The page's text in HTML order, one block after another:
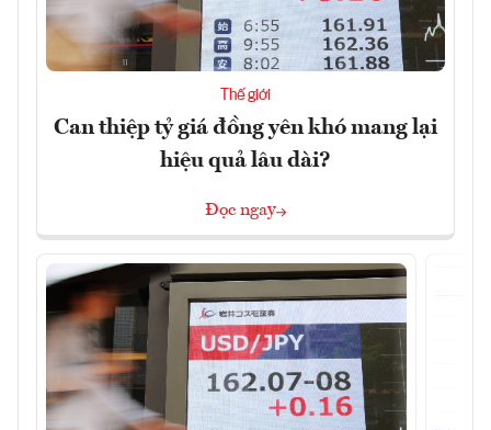
Thế giới
Can thiệp tỷ giá đồng yên khó mang lại
hiệu quả lâu dài?
Đọc ngay